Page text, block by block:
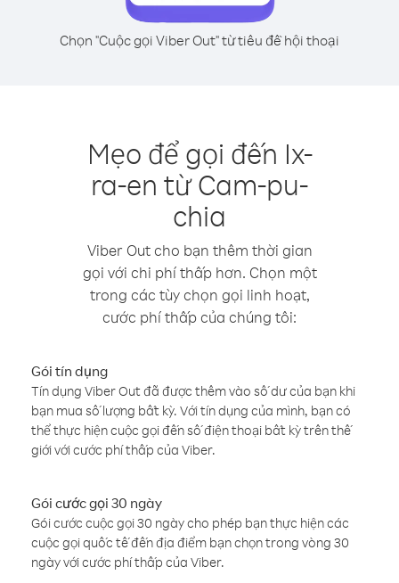
Chọn "Cuộc gọi Viber Out" từ tiêu đề hội thoại
Mẹo để gọi đến Ix-
ra-en từ Cam-pu-
chia
Viber Out cho bạn thêm thời gian
gọi với chi phí thấp hơn. Chọn một
trong các tùy chọn gọi linh hoạt,
cước phí thấp của chúng tôi:
Gói tín dụng
Tín dụng Viber Out đã được thêm vào số dư của bạn khi
bạn mua số lượng bất kỳ. Với tín dụng của mình, bạn có
thể thực hiện cuộc gọi đến số điện thoại bất kỳ trên thế
giới với cước phí thấp của Viber.
Gói cước gọi 30 ngày
Gói cước cuộc gọi 30 ngày cho phép bạn thực hiện các
cuộc gọi quốc tế đến địa điểm bạn chọn trong vòng 30
ngày với cước phí thấp của Viber.